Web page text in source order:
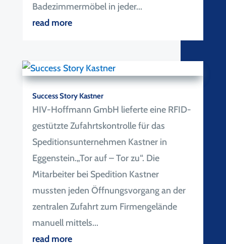
Badezimmermöbel in jeder...
read more
Success Story Kastner
HIV-Hoffmann GmbH lieferte eine RFID-
gestützte Zufahrtskontrolle für das
Speditionsunternehmen Kastner in
Eggenstein.„Tor auf – Tor zu“. Die
Mitarbeiter bei Spedition Kastner
mussten jeden Öffnungsvorgang an der
zentralen Zufahrt zum Firmengelände
manuell mittels...
read more